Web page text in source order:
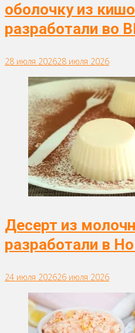
оболочку из
разработали во
28 июля 202628 июля 2026
Десерт из
разработали в
24 июля 202626 июля 2026